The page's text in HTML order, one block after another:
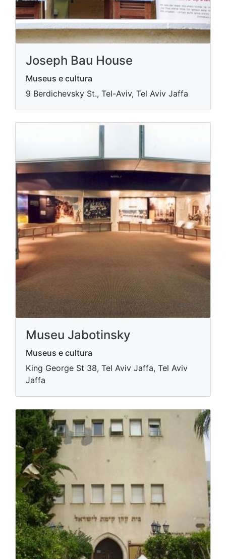
Joseph Bau House
Museus e cultura
9 Berdichevsky St., Tel-Aviv, Tel Aviv Jaffa
Museu Jabotinsky
Museus e cultura
King George St 38, Tel Aviv Jaffa, Tel Aviv
Jaffa